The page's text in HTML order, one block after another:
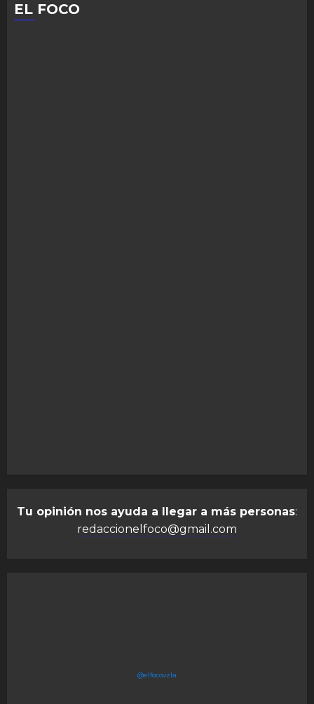
EL FOCO
Tu opinión nos ayuda a llegar a más personas:
redaccionelfoco@gmail.com
@elfocovzla